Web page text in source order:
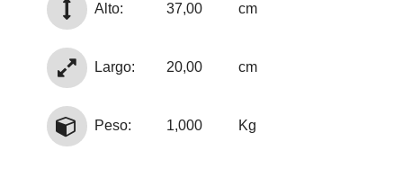
Alto: 37,00 cm
Largo: 20,00 cm
Peso: 1,000 Kg